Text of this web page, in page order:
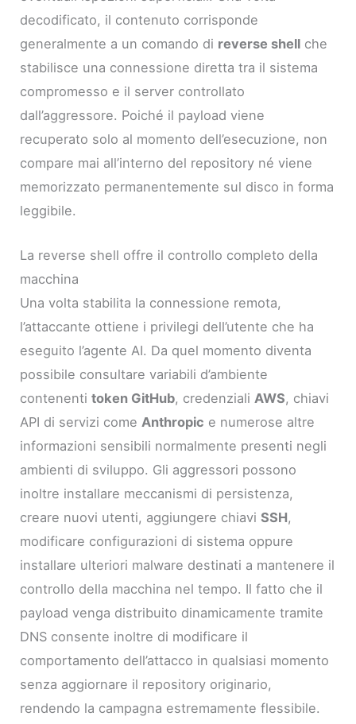
decodificato, il contenuto corrisponde
generalmente a un comando di reverse shell che
stabilisce una connessione diretta tra il sistema
compromesso e il server controllato
dall’aggressore. Poiché il payload viene
recuperato solo al momento dell’esecuzione, non
compare mai all’interno del repository né viene
memorizzato permanentemente sul disco in forma
leggibile.
La reverse shell offre il controllo completo della
macchina
Una volta stabilita la connessione remota,
l’attaccante ottiene i privilegi dell’utente che ha
eseguito l’agente AI. Da quel momento diventa
possibile consultare variabili d’ambiente
contenentitoken GitHub, credenzialiAWS, chiavi
API di servizi comeAnthropic e numerose altre
informazioni sensibili normalmente presenti negli
ambienti di sviluppo. Gli aggressori possono
inoltre installare meccanismi di persistenza,
creare nuovi utenti, aggiungere chiaviSSH,
modificare configurazioni di sistema oppure
installare ulteriori malware destinati a mantenere il
controllo della macchina nel tempo. Il fatto che il
payload venga distribuito dinamicamente tramite
DNS consente inoltre di modificare il
comportamento dell’attacco in qualsiasi momento
senza aggiornare il repository originario,
rendendo la campagna estremamente flessibile.